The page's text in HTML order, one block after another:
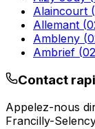
Alaincourt (
Allemant (
Ambleny (
Ambrief (
Contact
Appelez-nous
Francilly-